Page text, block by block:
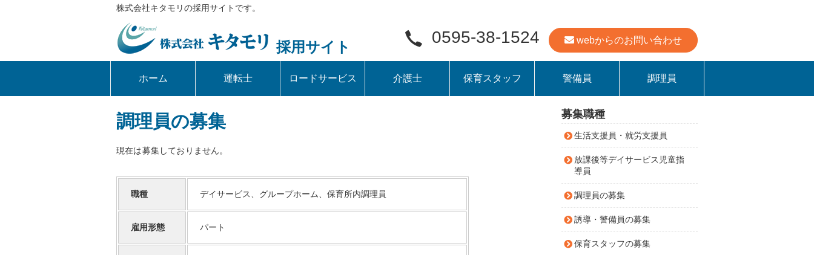
株式会社キタモリの採用サイトです。
採用サイト webからのお問い合わせ
0595-38-1524
ホーム 運転士 ロードサービス 介護士 保育スタッフ 警備員 調理員
調理員の募集
現在は募集しておりません。
職種 デイサービス、グループホーム、保育所内調理員
雇用形態 パート
募集職種
生活支援員・就労支援員
放課後等デイサービス児童指
導員
調理員の募集
誘導・警備員の募集
保育スタッフの募集